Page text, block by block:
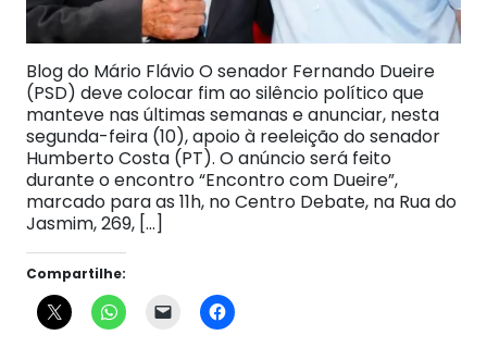
Blog do Mário Flávio O senador Fernando Dueire
(PSD) deve colocar fim ao silêncio político que
manteve nas últimas semanas e anunciar, nesta
segunda-feira (10), apoio à reeleição do senador
Humberto Costa (PT). O anúncio será feito
durante o encontro “Encontro com Dueire”,
marcado para as 11h, no Centro Debate, na Rua do
Jasmim, 269, […]
Compartilhe: